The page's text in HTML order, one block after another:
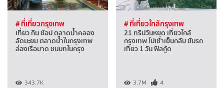
# ที่เที่ยวกรุงเทพ
เที่ยว กิน ช้อป ตลาดน้ำคลอง
ลัดมะยม ตลาดน้ำในกรุงเทพ
ล่องเรือมาด ชนบทในกรุง
343.7K
# ที่เที่ยวใกล้กรุงเทพ
21 ทริปวันหยุด เที่ยวใกล้
กรุงเทพ ไปเช้าเย็นกลับ ขับรถ
เที่ยว 1 วัน ฟีลกู้ด
3.7M 4